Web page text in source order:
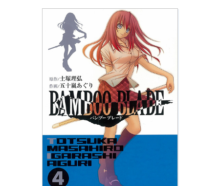
会社情報 採用情報
スクウェア・エニックス サイト内検索